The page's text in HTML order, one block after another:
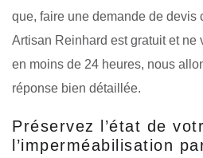
que, faire une demande de devis
Artisan Reinhard est gratuit et ne
en moins de 24 heures, nous
réponse bien détaillée.
Préservez l’état de
l’imperméabilisation